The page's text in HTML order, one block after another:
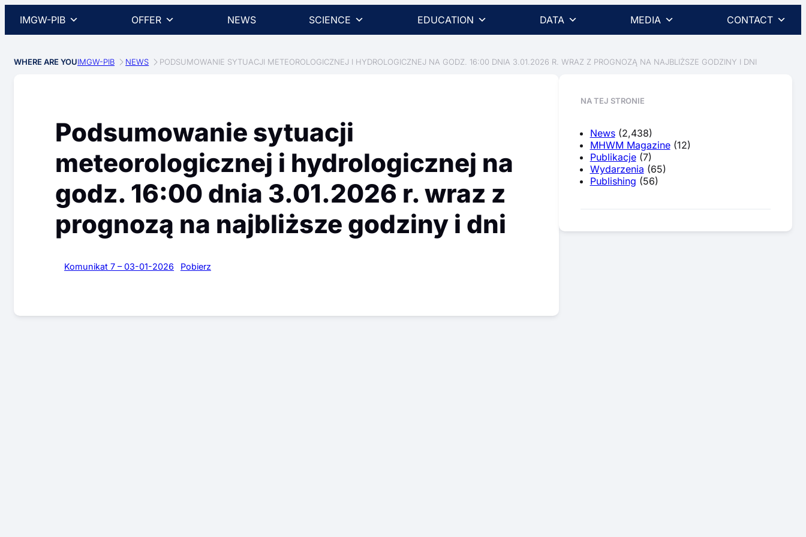
IMGW-PIB OFFER NEWS SCIENCE EDUCATION DATA MEDIA CONTACT
WHERE ARE YOUIMGW-PIB NEWS PODSUMOWANIE SYTUACJI METEOROLOGICZNEJ I HYDROLOGICZNEJ NA GODZ. 16:00 DNIA 3.01.2026 R. WRAZ Z PROGNOZĄ NA NAJBLIŻSZE GODZINY I DNI
Podsumowanie sytuacji
meteorologicznej i hydrologicznej na
godz. 16:00 dnia 3.01.2026 r. wraz z
prognozą na najbliższe godziny i dni
Komunikat 7 – 03-01-2026 Pobierz
NA TEJ STRONIE
News(2,438)
MHWM Magazine(12)
Publikacje(7)
Wydarzenia (65)
Publishing (56)